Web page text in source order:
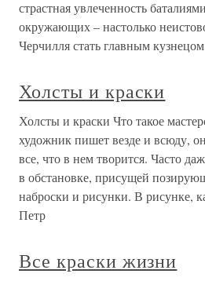
страстная увлеченность
окружающих – настолько
Черчилля стать главным
Холсты и краски
Холсты и краски Что такое
художник пишет везде и всюду,
все, что в нем творится. Часто
в обстановке, присущей
наброски и рисунки. В рисунке,
Петр
Все краски жизни